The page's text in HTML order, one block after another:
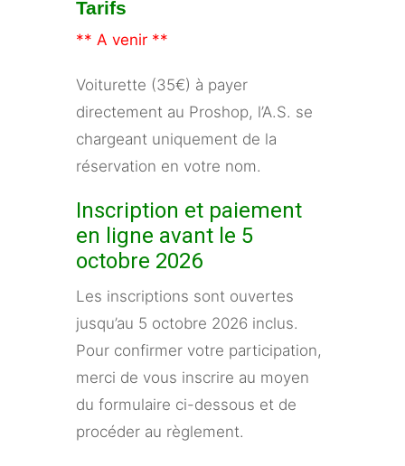
Tarifs
** A venir **
Voiturette (35€) à payer
directement au Proshop, l’A.S. se
chargeant uniquement de la
réservation en votre nom.
Inscription et paiement
en ligne avant le 5
octobre 2026
Les inscriptions sont ouvertes
jusqu’au 5 octobre 2026 inclus.
Pour confirmer votre participation,
merci de vous inscrire au moyen
du formulaire ci-dessous et de
procéder au règlement.